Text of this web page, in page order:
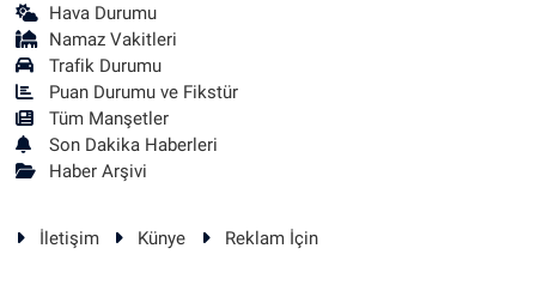
Hava Durumu
Namaz Vakitleri
Trafik Durumu
Puan Durumu ve Fikstür
Tüm Manşetler
Son Dakika Haberleri
Haber Arşivi
İletişim Künye Reklam İçin